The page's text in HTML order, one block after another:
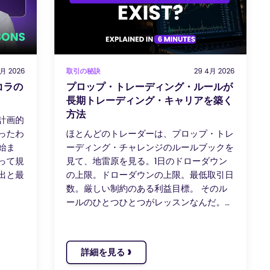
2026
ラの
画的
たわ
ま
て規
と最
取引の秘訣 29 4月 2026
プロップ・トレーディング・ルールが
長期トレーディング・キャリアを築く
方法
ほとんどのトレーダーは、プロップ・トレ
ーディング・チャレンジのルールブックを
見て、地雷原を見る。1日のドローダウン
の上限。ドローダウンの上限。最低取引日
数。厳しい制約のある利益目標。 そのル
ールのひとつひとつがレッスンなんだ。...
詳細を見る ›